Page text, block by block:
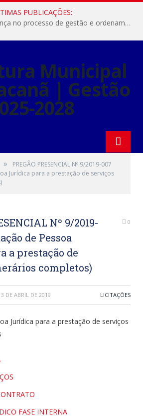
PUBLICAÇÕES:
Resex Maracanã avança no processo de gestão e ordenamento do turismo em nossas áreas protegidas.
»
PREGÃO PRESENCIAL Nº 9/2019-007
Jurídica para a prestação de serviços
Nº 9/2019-
de Pessoa
a prestação de
completos)
0
3 DE ABRIL DE 2019 LICITAÇÕES
Jurídica para a prestação de serviços
FASE INTERNA